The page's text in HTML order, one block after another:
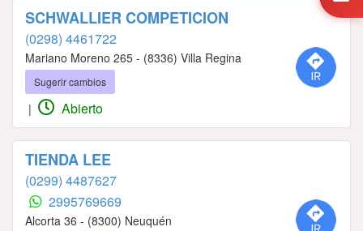
SCHWALLIER COMPETICION
(0298) 4461722
Mariano Moreno 265 - (8336) Villa Regina
Sugerir cambios
| Abierto
TIENDA LEE
(0299) 4487627
2995769669
Alcorta 36 - (8300) Neuquén